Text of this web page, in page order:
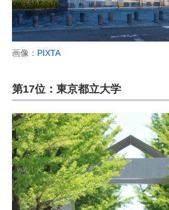
画像： PIXTA
第17位：東京都立大学